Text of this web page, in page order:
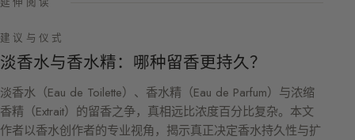
建议与仪式
淡香水与香水精：哪种留香更持久？
淡香水（Eau de Toilette）、香水精（Eau de Parfum）与浓缩
香精（Extrait）的留香之争，真相远比浓度百分比复杂。本文
作者以香水创作者的专业视角，揭示真正决定香水持久性与扩